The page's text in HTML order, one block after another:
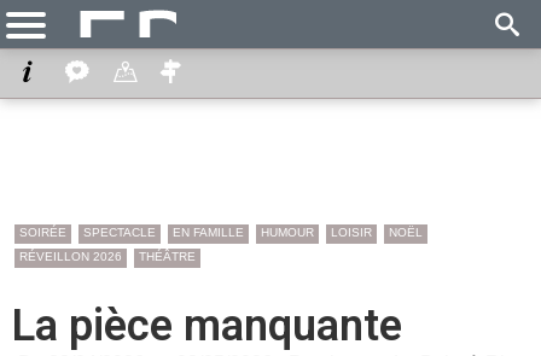
SOIRÉE SPECTACLE EN FAMILLE HUMOUR LOISIR
NOËL
RÉVEILLON 2026
THÉÂTRE
La pièce manquante